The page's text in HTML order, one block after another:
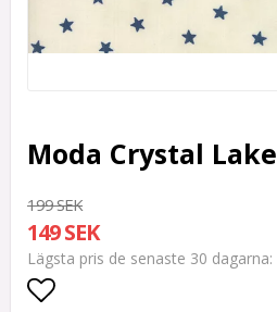
Moda Crystal Lake
199 SEK
149 SEK
Lägsta pris de senaste 30 dagarna